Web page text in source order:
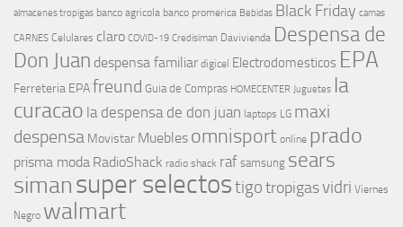
almacenes tropigas banco agricola banco promerica Bebidas Black Friday camas
CARNES Celulares claro COVID-19 Credisiman Davivienda Despensa de
Don Juan despensa familiar digicel Electrodomesticos EPA
Ferreteria EPAfreund Guia de Compras HOMECENTER Juguetes la
curacao la despensa de don juan laptops LG maxi
despensa Movistar Muebles omnisport online prado
prisma moda RadioShack radio shack raf samsung sears
simansuper selectostigotropigasvidri Viernes
Negro walmart